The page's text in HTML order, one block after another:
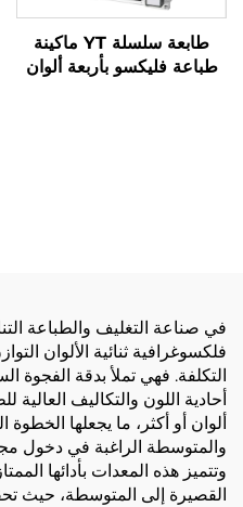
طابعة سلسلة YT ماكينة
طباعة فليكسو بأربعة ألوان
في صناعة التغليف والطباعة
فلكسوغرافية ثنائية الألوان
التكلفة. فهي تملأ بدقة الفجوة
أحادية اللون والتكاليف العالية
ألوان أو أكثر، ما يجعلها
والمتوسطة الراغبة في دخول
وتتميز هذه المعدات بأدائها
القصيرة إلى المتوسطة، حيث